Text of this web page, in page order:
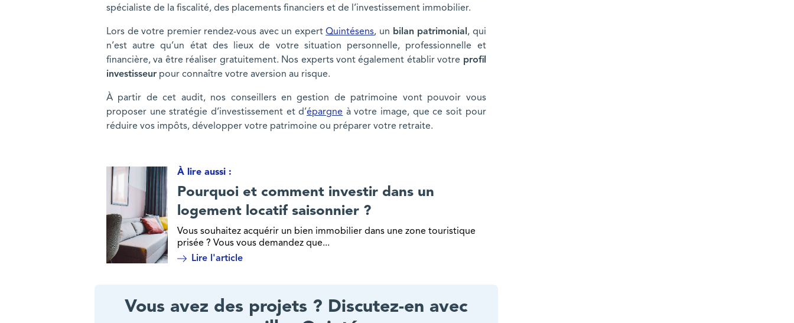
spécialiste de la fiscalité, des placements financiers et de l’investissement immobilier.
Lors de votre premier rendez-vous avec un expertQuintésens, un bilan patrimonial, qui
n’est autre qu’un état des lieux de votre situation personnelle, professionnelle et
financière, va être réaliser gratuitement. Nos experts vont également établir votre profil
investisseur pour connaître votre aversion au risque.
À partir de cet audit, nos conseillers en gestion de patrimoine vont pouvoir vous
proposer une stratégie d’investissement et d’épargne à votre image, que ce soit pour
réduire vos impôts, développer votre patrimoine ou préparer votre retraite.
Pourquoi et comment investir dans un logement locatif saisonnier ?
À lire aussi :
Pourquoi et comment investir dans un
logement locatif saisonnier ?
Vous souhaitez acquérir un bien immobilier dans une zone touristique
prisée ? Vous vous demandez que...
Lire l'article
Vous avez des projets ? Discutez-en avec